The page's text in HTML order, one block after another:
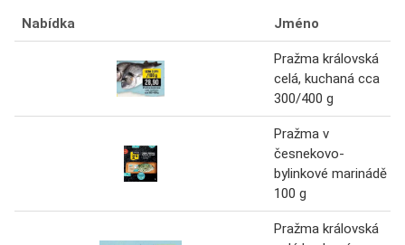
Nabídka Jméno
Pražma královská
celá, kuchaná cca
300/400 g
Pražma v
česnekovo-
bylinkové marinádě
100 g
Pražma královská